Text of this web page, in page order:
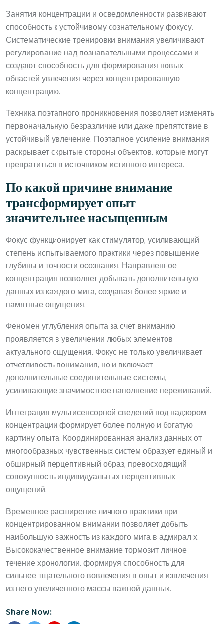
Занятия концентрации и осведомленности развивают
способность к устойчивому сознательному фокусу.
Систематические тренировки внимания увеличивают
регулирование над познавательными процессами и
создают способность для формирования новых
областей увлечения через концентрированную
концентрацию.
Техника поэтапного проникновения позволяет изменять
первоначальную безразличие или даже препятствие в
устойчивый увлечение. Поэтапное усиление внимания
раскрывает скрытые стороны объектов, которые могут
превратиться в источником истинного интереса.
По какой причине внимание
трансформирует опыт
значительнее насыщенным
Фокус функционирует как стимулятор, усиливающий
степень испытываемого практики через повышение
глубины и точности осознания. Направленное
концентрация позволяет добывать дополнительную
данных из каждого мига, создавая более яркие и
памятные ощущения.
Феномен углубления опыта за счет вниманию
проявляется в увеличении любых элементов
актуального ощущения. Фокус не только увеличивает
отчетливость понимания, но и включает
дополнительные соединительные системы,
усиливающие значимостное наполнение переживаний.
Интеграция мультисенсорной сведений под надзором
концентрации формирует более полную и богатую
картину опыта. Координированная анализ данных от
многообразных чувственных систем образует единый и
обширный перцептивный образ, превосходящий
совокупность индивидуальных перцептивных
ощущений.
Временное расширение личного практики при
концентрированном внимании позволяет добыть
наибольшую важность из каждого мига в адмирал х.
Высококачественное внимание тормозит личное
течение хронологии, формируя способность для
сильнее тщательного вовлечения в опыт и извлечения
из него увеличенного массы важной данных.
Share Now: